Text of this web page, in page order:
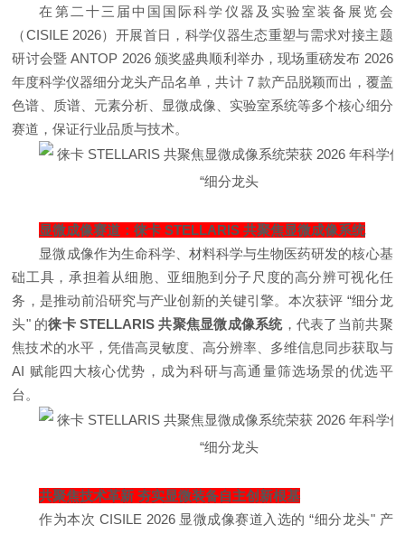
在第二十三届中国国际科学仪器及实验室装备展览会
（CISILE 2026）开展首日，科学仪器生态重塑与需求对接主题
研讨会暨 ANTOP 2026 颁奖盛典顺利举办，现场重磅发布 2026
年度科学仪器细分龙头产品名单，共计 7 款产品脱颖而出，覆盖
色谱、质谱、元素分析、显微成像、实验室系统等多个核心细分
赛道，保证行业品质与技术。
显微成像赛道：徕卡 STELLARIS 共聚焦显微成像系统
显微成像作为生命科学、材料科学与生物医药研发的核心基
础工具，承担着从细胞、亚细胞到分子尺度的高分辨可视化任
务，是推动前沿研究与产业创新的关键引擎。本次获评 “细分龙
头" 的徕卡 STELLARIS 共聚焦显微成像系统，代表了当前共聚
焦技术的水平，凭借高灵敏度、高分辨率、多维信息同步获取与
AI 赋能四大核心优势，成为科研与高通量筛选场景的优选平
台。
共聚焦技术革新 夯实显微装备自主创新根基
作为本次 CISILE 2026 显微成像赛道入选的 “细分龙头" 产